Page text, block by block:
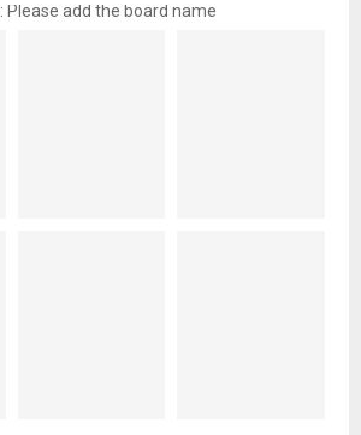
Please add the board name